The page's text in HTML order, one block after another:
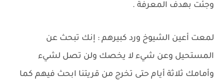
وجئت بهدف المعرفة .
لمعت أعين الشيوخ ورد كبيرهم : إنك تبحث عن
المستحيل وعن شيء لا يخصك ولن تصل لشيء
وأمامك ثلاثة أيام حتى تخرج من قريتنا ابحث فيهم كما